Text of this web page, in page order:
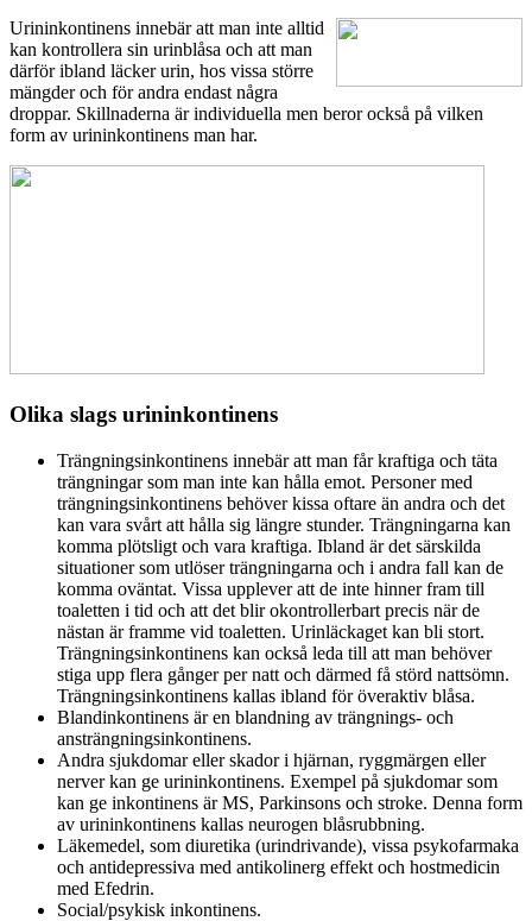
Urininkontinens innebär att man inte alltid
kan kontrollera sin urinblåsa och att man
därför ibland läcker urin, hos vissa större
mängder och för andra endast några
droppar. Skillnaderna är individuella men beror också på vilken
form av urininkontinens man har.
Olika slags urininkontinens
Trängningsinkontinens innebär att man får kraftiga och täta
trängningar som man inte kan hålla emot. Personer med
trängningsinkontinens behöver kissa oftare än andra och det
kan vara svårt att hålla sig längre stunder. Trängningarna kan
komma plötsligt och vara kraftiga. Ibland är det särskilda
situationer som utlöser trängningarna och i andra fall kan de
komma oväntat. Vissa upplever att de inte hinner fram till
toaletten i tid och att det blir okontrollerbart precis när de
nästan är framme vid toaletten. Urinläckaget kan bli stort.
Trängningsinkontinens kan också leda till att man behöver
stiga upp flera gånger per natt och därmed få störd nattsömn.
Trängningsinkontinens kallas ibland för överaktiv blåsa.
Blandinkontinens är en blandning av trängnings- och
ansträngningsinkontinens.
Andra sjukdomar eller skador i hjärnan, ryggmärgen eller
nerver kan ge urininkontinens. Exempel på sjukdomar som
kan ge inkontinens är MS, Parkinsons och stroke. Denna form
av urininkontinens kallas neurogen blåsrubbning.
Läkemedel, som diuretika (urindrivande), vissa psykofarmaka
och antidepressiva med antikolinerg effekt och hostmedicin
med Efedrin.
Social/psykisk inkontinens.